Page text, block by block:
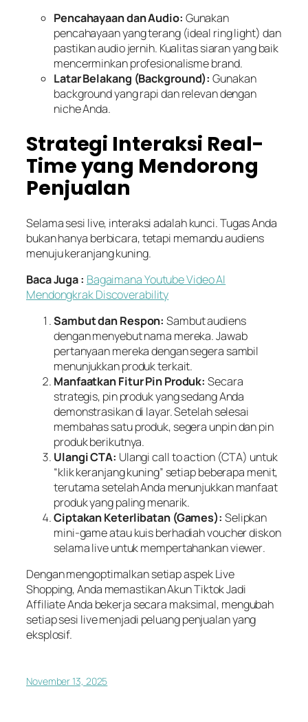
Pencahayaan dan Audio: Gunakan
pencahayaan yang terang (ideal ring light) dan
pastikan audio jernih. Kualitas siaran yang baik
mencerminkan profesionalismebrand.
Latar Belakang (Background): Gunakan
backgroundyang rapi dan relevan dengan
niche Anda.
Strategi Interaksi Real-
Time yang Mendorong
Penjualan
Selama sesi live, interaksi adalah kunci. Tugas Anda
bukan hanya berbicara, tetapi memandu audiens
menujukeranjang kuning.
Baca Juga : Bagaimana Youtube Video AI
Mendongkrak Discoverability
Sambut dan Respon: Sambut audiens
dengan menyebut nama mereka. Jawab
pertanyaan mereka dengan segera sambil
menunjukkan produk terkait.
Manfaatkan Fitur Pin Produk: Secara
strategis, pinproduk yang sedang Anda
demonstrasikan di layar. Setelah selesai
membahas satu produk, segera unpindanpin
produk berikutnya.
Ulangi CTA: Ulangicall to action(CTA) untuk
“klik keranjang kuning” setiap beberapa menit,
terutama setelah Anda menunjukkan manfaat
produk yang paling menarik.
Ciptakan Keterlibatan (Games): Selipkan
mini-gameatau kuis berhadiahvoucherdiskon
selamaliveuntuk mempertahankanviewer.
Dengan mengoptimalkan setiap aspekLive
Shopping, Anda memastikan Akun Tiktok Jadi
Affiliate Anda bekerja secara maksimal, mengubah
setiap sesi livemenjadi peluang penjualan yang
eksplosif.
November 13, 2025